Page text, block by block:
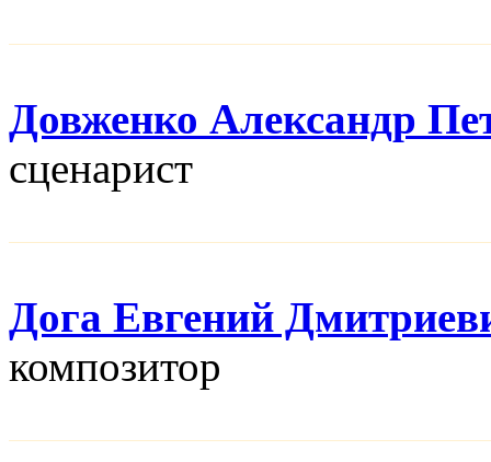
Довженко Александр
сценарист
Дога Евгений
композитор